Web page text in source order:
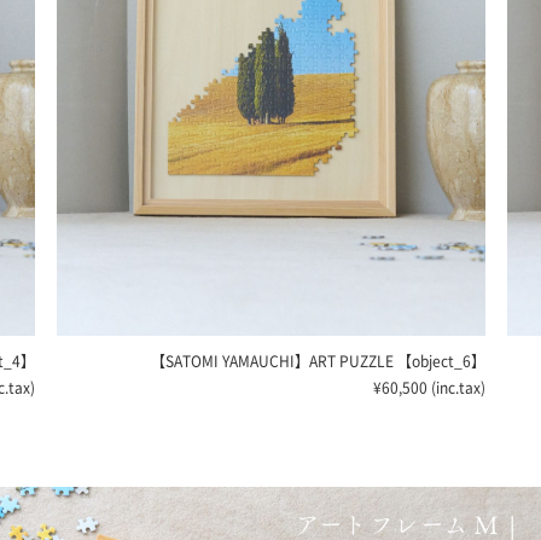
】ART PUZZLE
【object_6】
【SATOMI YAMAUCHI】ART